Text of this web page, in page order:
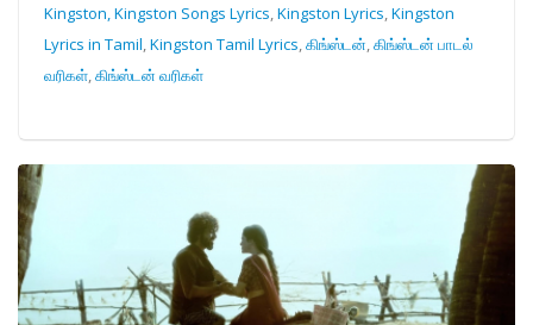
Kingston, Kingston Songs Lyrics,Kingston Lyrics,Kingston
Lyrics in Tamil,Kingston Tamil Lyrics,கிங்ஸ்டன்,கிங்ஸ்டன் பாடல்
வரிகள்,கிங்ஸ்டன் வரிகள்